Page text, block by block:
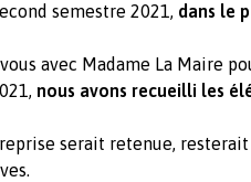
semestre 2021, dans le
avec Madame La Maire
nous avons recueilli les
serait retenue,